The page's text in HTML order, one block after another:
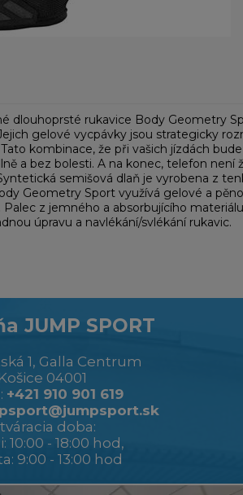
dlouhoprsté rukavice Body Geometry
gelové vycpávky jsou strategicky
kombinace, že při vašich jízdách
a bez bolesti. A na konec, telefon není
semišová dlaň je vyrobena z
Geometry Sport využívá gelové a
z jemného a absorbujícího
úpravu a navlékání/svlékání rukavic.
JUMP SPORT
1, Galla Centrum
Košice 04001
+421 910 901 619
doba:
10:00 - 18:00 hod,
9:00 - 13:00 hod